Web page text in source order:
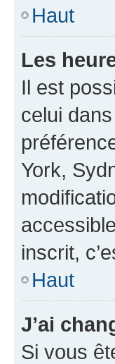
Haut
Les
Il est
celui
York,
inscrit,
Haut
J’ai
Si vous